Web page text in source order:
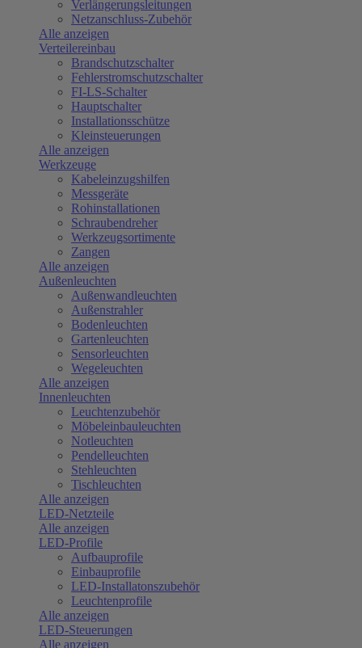
Verlängerungsleitungen
Netzanschluss-Zubehör
Alle anzeigen
Verteilereinbau
Brandschutzschalter
Fehlerstromschutzschalter
FI-LS-Schalter
Hauptschalter
Installationsschütze
Kleinsteuerungen
Alle anzeigen
Werkzeuge
Kabeleinzugshilfen
Messgeräte
Rohinstallationen
Schraubendreher
Werkzeugsortimente
Zangen
Alle anzeigen
Außenleuchten
Außenwandleuchten
Außenstrahler
Bodenleuchten
Gartenleuchten
Sensorleuchten
Wegeleuchten
Alle anzeigen
Innenleuchten
Leuchtenzubehör
Möbeleinbauleuchten
Notleuchten
Pendelleuchten
Stehleuchten
Tischleuchten
Alle anzeigen
LED-Netzteile
Alle anzeigen
LED-Profile
Aufbauprofile
Einbauprofile
LED-Installatonszubehör
Leuchtenprofile
Alle anzeigen
LED-Steuerungen
Alle anzeigen